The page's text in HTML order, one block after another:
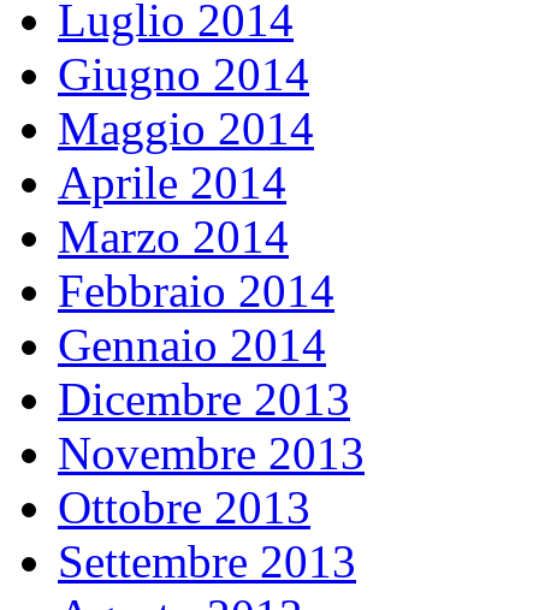
Luglio 2014
Giugno 2014
Maggio 2014
Aprile 2014
Marzo 2014
Febbraio 2014
Gennaio 2014
Dicembre 2013
Novembre 2013
Ottobre 2013
Settembre 2013